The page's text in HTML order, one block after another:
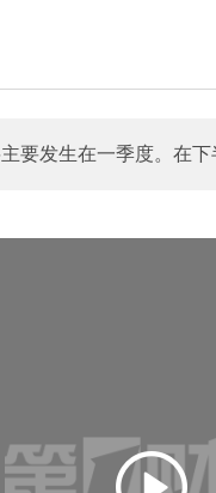
要发生在一季度。在